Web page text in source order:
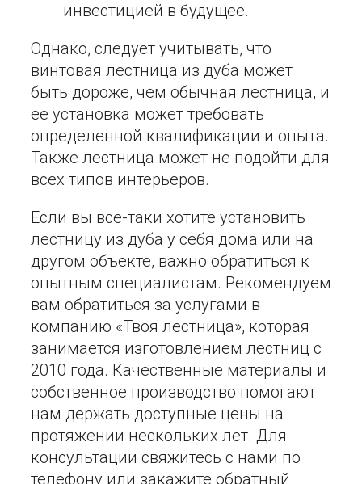
инвестицией в будущее.
Однако, следует учитывать, что
винтовая лестница из дуба может
быть дороже, чем обычная лестница, и
ее установка может требовать
определенной квалификации и опыта.
Также лестница может не подойти для
всех типов интерьеров.
Если вы все-таки хотите установить
лестницу из дуба у себя дома или на
другом объекте, важно обратиться к
опытным специалистам. Рекомендуем
вам обратиться за услугами в
компанию «Твоя лестница», которая
занимается изготовлением лестниц с
2010 года. Качественные материалы и
собственное производство помогают
нам держать доступные цены на
протяжении нескольких лет. Для
консультации свяжитесь с нами по
телефону или закажите обратный